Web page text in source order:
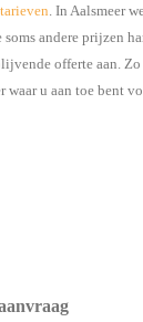
tarieven. In Aalsmeer
andere prijzen
offerte aan.
waar u aan toe bent